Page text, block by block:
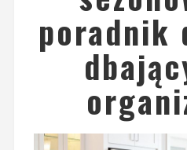
poradnik